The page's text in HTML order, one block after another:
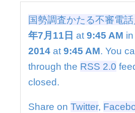
電
話
／
県
注
意
け
国勢調査かたる不審電
年7月11日 at 9:45 AM in
2014 at 9:45 AM. You
through the RSS 2.0
closed.
Share on Twitter,